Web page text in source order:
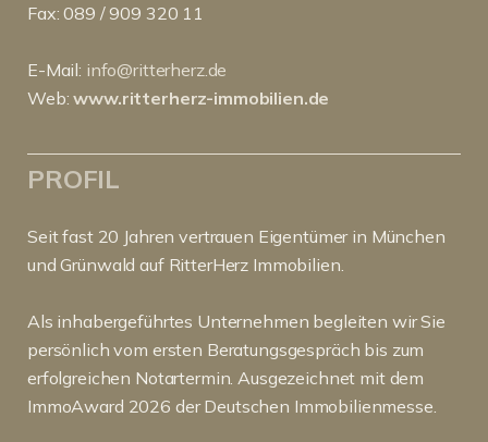
Fax: 089 / 909 320 11
E-Mail: info@ritterherz.de
Web:www.ritterherz-immobilien.de
PROFIL
Seit fast 20 Jahren vertrauen Eigentümer in München
und Grünwald auf RitterHerz Immobilien.
Als inhabergeführtes Unternehmen begleiten wir Sie
persönlich vom ersten Beratungsgespräch bis zum
erfolgreichen Notartermin. Ausgezeichnet mit dem
ImmoAward 2026 der Deutschen Immobilienmesse.